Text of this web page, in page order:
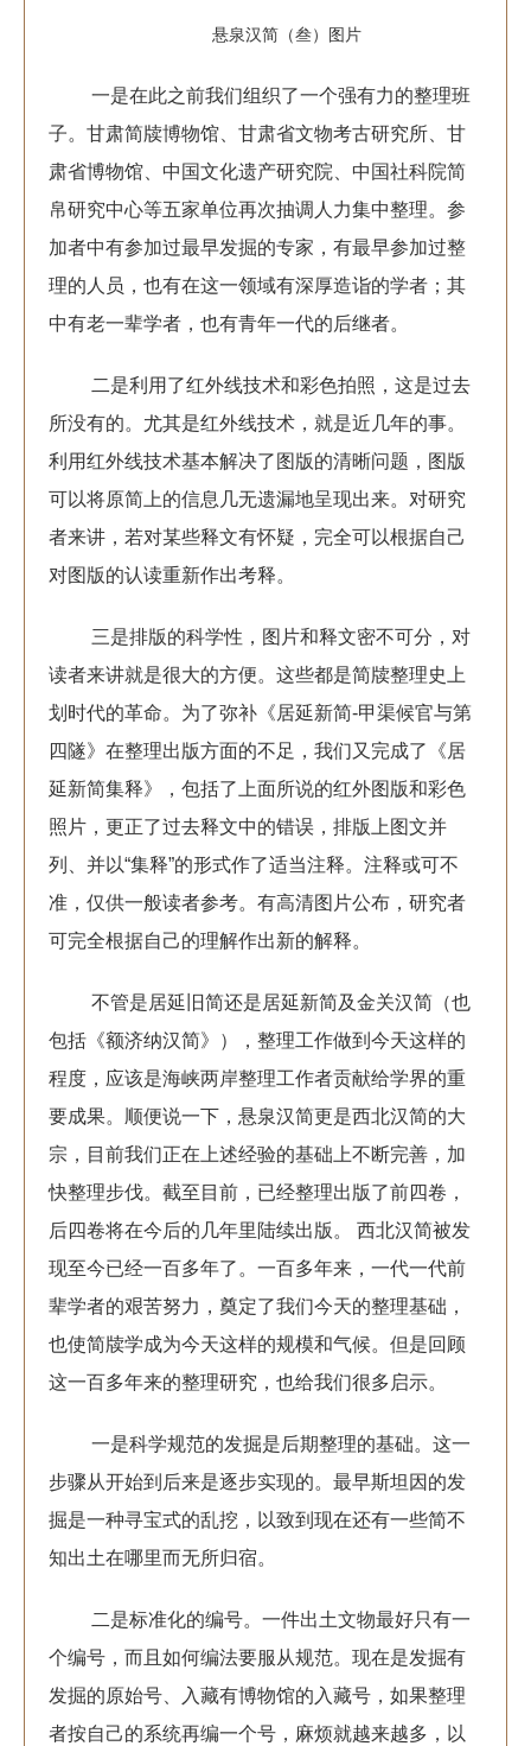
悬泉汉简（叁）图片
一是在此之前我们组织了一个强有力的整理班
子。甘肃简牍博物馆、甘肃省文物考古研究所、甘
肃省博物馆、中国文化遗产研究院、中国社科院简
帛研究中心等五家单位再次抽调人力集中整理。参
加者中有参加过最早发掘的专家，有最早参加过整
理的人员，也有在这一领域有深厚造诣的学者；其
中有老一辈学者，也有青年一代的后继者。
二是利用了红外线技术和彩色拍照，这是过去
所没有的。尤其是红外线技术，就是近几年的事。
利用红外线技术基本解决了图版的清晰问题，图版
可以将原简上的信息几无遗漏地呈现出来。对研究
者来讲，若对某些释文有怀疑，完全可以根据自己
对图版的认读重新作出考释。
三是排版的科学性，图片和释文密不可分，对
读者来讲就是很大的方便。这些都是简牍整理史上
划时代的革命。为了弥补《居延新简-甲渠候官与第
四隧》在整理出版方面的不足，我们又完成了《居
延新简集释》，包括了上面所说的红外图版和彩色
照片，更正了过去释文中的错误，排版上图文并
列、并以“集释”的形式作了适当注释。注释或可不
准，仅供一般读者参考。有高清图片公布，研究者
可完全根据自己的理解作出新的解释。
不管是居延旧简还是居延新简及金关汉简（也
包括《额济纳汉简》），整理工作做到今天这样的
程度，应该是海峡两岸整理工作者贡献给学界的重
要成果。顺便说一下，悬泉汉简更是西北汉简的大
宗，目前我们正在上述经验的基础上不断完善，加
快整理步伐。截至目前，已经整理出版了前四卷，
后四卷将在今后的几年里陆续出版。 西北汉简被发
现至今已经一百多年了。一百多年来，一代一代前
辈学者的艰苦努力，奠定了我们今天的整理基础，
也使简牍学成为今天这样的规模和气候。但是回顾
这一百多年来的整理研究，也给我们很多启示。
一是科学规范的发掘是后期整理的基础。这一
步骤从开始到后来是逐步实现的。最早斯坦因的发
掘是一种寻宝式的乱挖，以致到现在还有一些简不
知出土在哪里而无所归宿。
二是标准化的编号。一件出土文物最好只有一
个编号，而且如何编法要服从规范。现在是发掘有
发掘的原始号、入藏有博物馆的入藏号，如果整理
者按自己的系统再编一个号，麻烦就越来越多，以